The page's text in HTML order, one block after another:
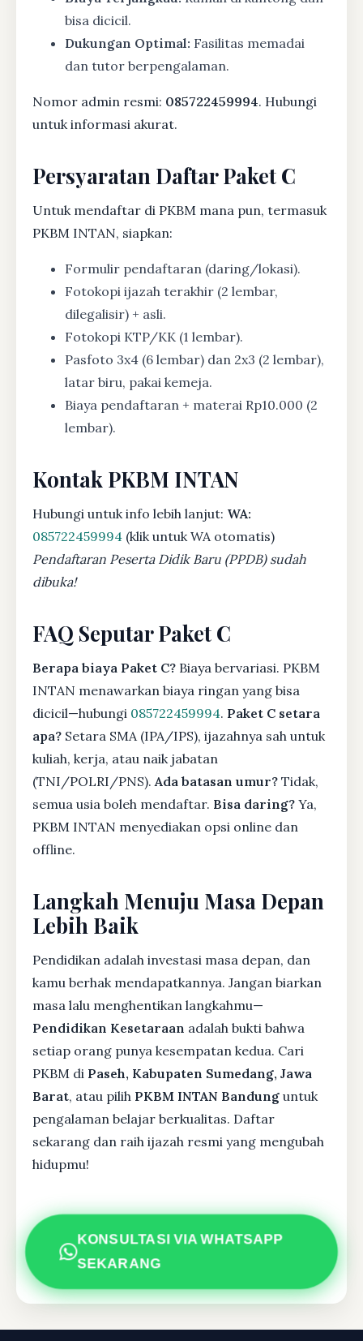
bisa dicicil.
Dukungan Optimal: Fasilitas memadai
dan tutor berpengalaman.
Nomor admin resmi: 085722459994. Hubungi
untuk informasi akurat.
Persyaratan Daftar Paket C
Untuk mendaftar di PKBM mana pun, termasuk
PKBM INTAN, siapkan:
Formulir pendaftaran (daring/lokasi).
Fotokopi ijazah terakhir (2 lembar,
dilegalisir) + asli.
Fotokopi KTP/KK (1 lembar).
Pasfoto 3x4 (6 lembar) dan 2x3 (2 lembar),
latar biru, pakai kemeja.
Biaya pendaftaran + materai Rp10.000 (2
lembar).
Kontak PKBM INTAN
Hubungi untuk info lebih lanjut: WA:
085722459994 (klik untuk WA otomatis)
Pendaftaran Peserta Didik Baru (PPDB) sudah
dibuka!
FAQ Seputar Paket C
Berapa biaya Paket C? Biaya bervariasi. PKBM
INTAN menawarkan biaya ringan yang bisa
dicicil—hubungi 085722459994. Paket C setara
apa? Setara SMA (IPA/IPS), ijazahnya sah untuk
kuliah, kerja, atau naik jabatan
(TNI/POLRI/PNS).Ada batasan umur? Tidak,
semua usia boleh mendaftar. Bisa daring? Ya,
PKBM INTAN menyediakan opsi online dan
offline.
Langkah Menuju Masa Depan
Lebih Baik
Pendidikan adalah investasi masa depan, dan
kamu berhak mendapatkannya. Jangan biarkan
masa lalu menghentikan langkahmu—
Pendidikan Kesetaraan adalah bukti bahwa
setiap orang punya kesempatan kedua. Cari
PKBM di Paseh, Kabupaten Sumedang, Jawa
Barat, atau pilih PKBM INTAN Bandung untuk
pengalaman belajar berkualitas. Daftar
sekarang dan raih ijazah resmi yang mengubah
hidupmu!
KONSULTASI VIA WHATSAPP
SEKARANG